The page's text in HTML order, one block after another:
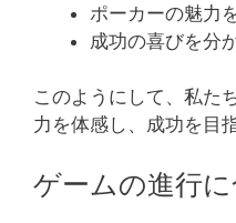
ポーカーの魅力
成功の喜びを分
このようにして、私た
力を体感し、成功を目
ゲームの進行